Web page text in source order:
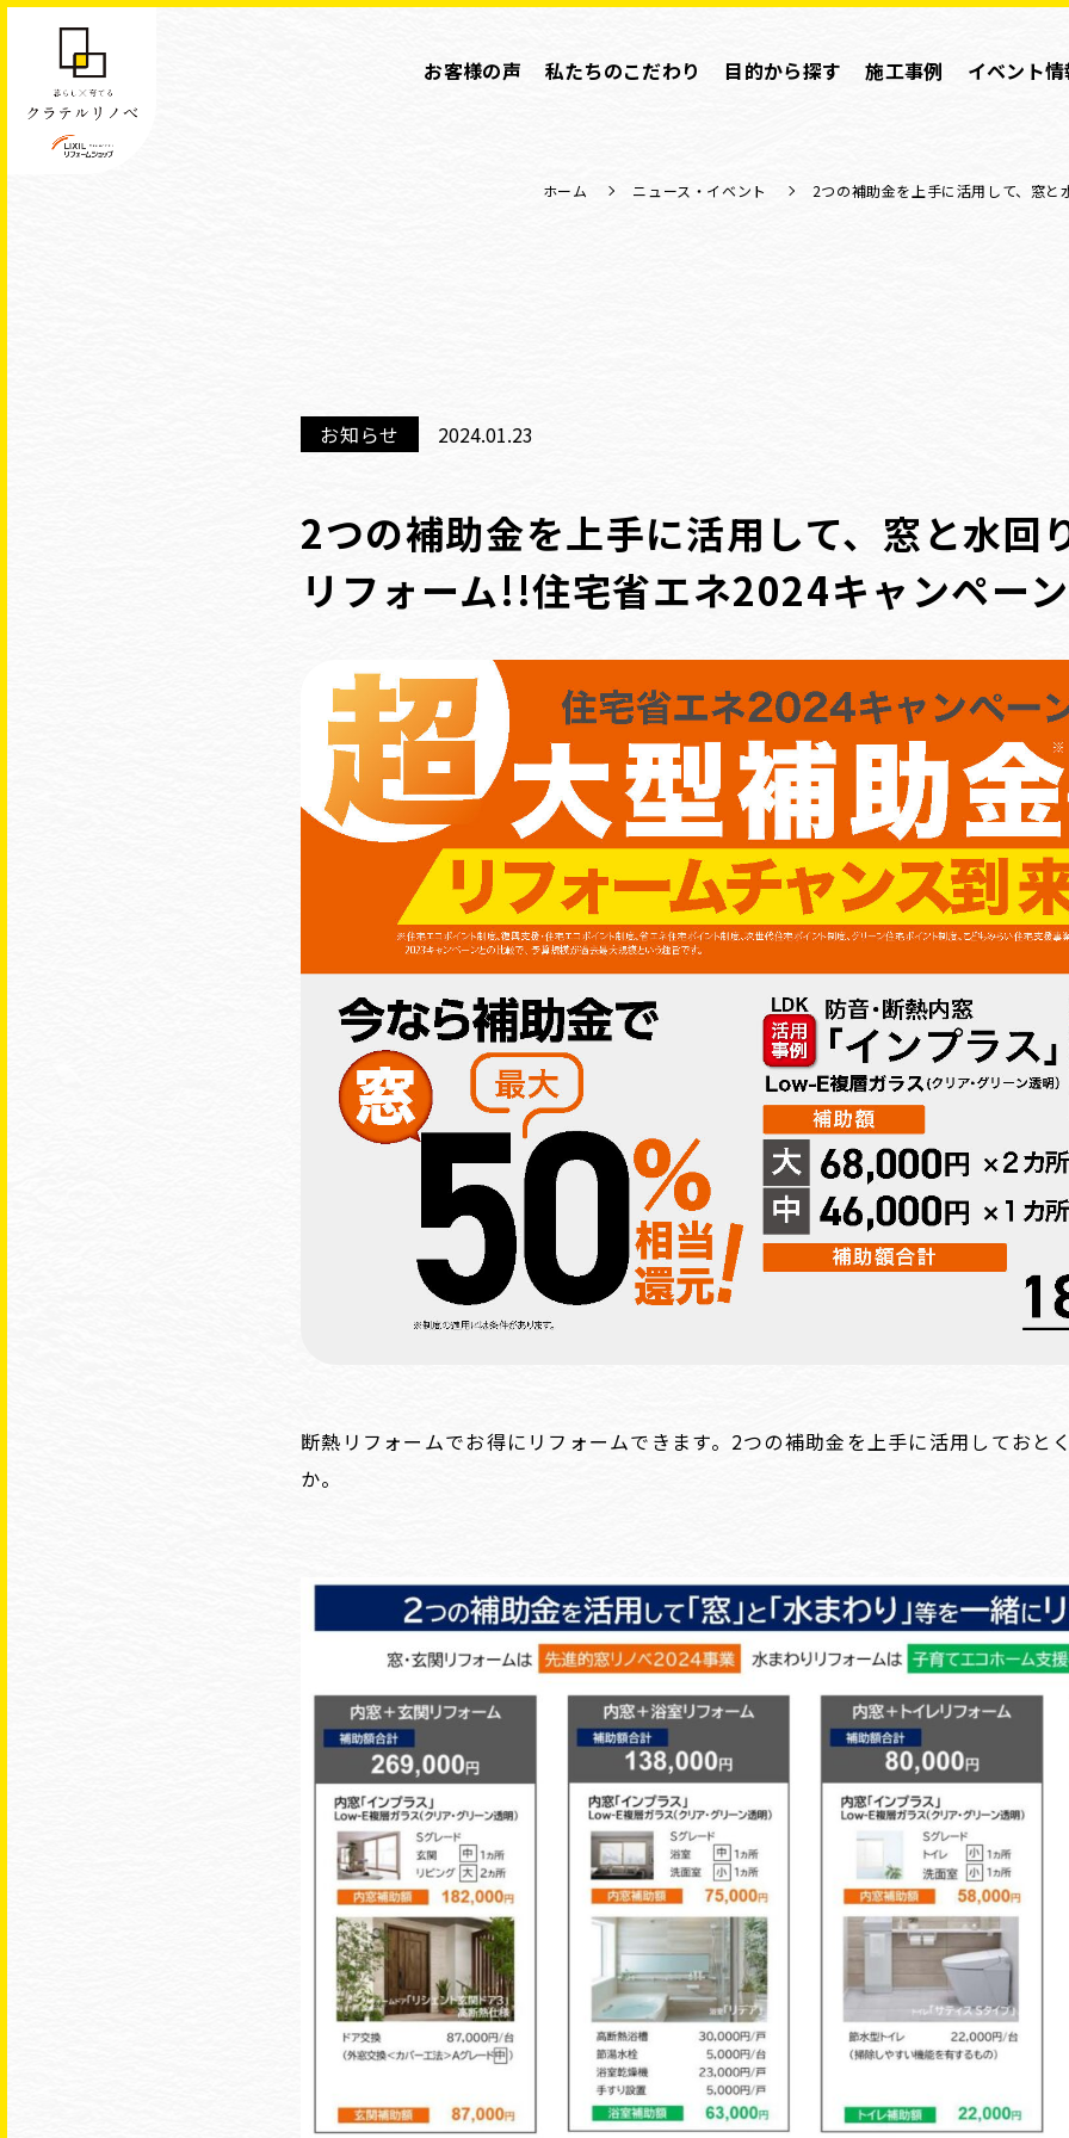
お客様の声 私たちのこだわり 目的から探す 施工事例 イベント
ホーム ニュース・イベント 2つの補助金を上手に活用して、窓
お知らせ 2024.01.23
2つの補助金を上手に活用して、窓と水
リフォーム!!住宅省エネ2024キャンペーン
断熱リフォームでお得にリフォームできます。2つの補助金を上手に活用しておと
か。